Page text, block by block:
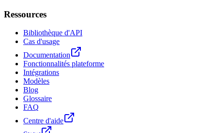
Ressources
Bibliothèque d'API
Cas d'usage
Documentation
Fonctionnalités plateforme
Intégrations
Modèles
Blog
Glossaire
FAQ
Centre d'aide